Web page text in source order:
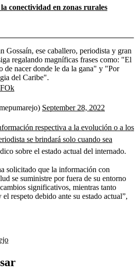
conectividad en zonas rurales
Gossaín, ese caballero, periodista y gran
regalando magníficas frases como: "El
de nacer donde le da la gana" y "Por
del Caribe".
September 28, 2022
respectiva a la evolución o a los
se brindará solo cuando sea
sobre el estado actual del internado.
solicitado que la información con
se suministre por fuera de su entorno
significativos, mientras tanto
respeto debido ante su estado actual”,